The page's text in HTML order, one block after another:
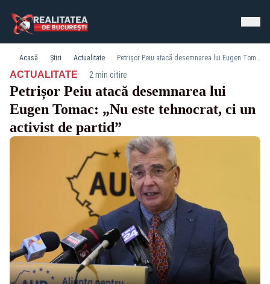
Acasă Știri Actualitate Petrișor Peiu atacă desemnarea lui Eugen Tomac: „Nu este tehnocrat, ci un activist de partid”
ACTUALITATE· 2 min citire
Petrișor Peiu atacă desemnarea lui
Eugen Tomac: „Nu este tehnocrat, ci un
activist de partid”